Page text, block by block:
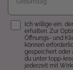
Einwilligung
Ich willige ein,
erhalten. Zur
Öffnungs- und
können
gespeichert oder
du unter topp-
jederzeit mit